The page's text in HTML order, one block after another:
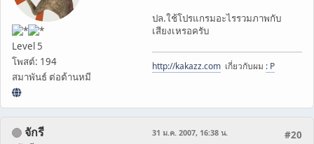
Level 5
โพสต์: 194
สมาพันธ์ ต่อต้านหมี
ปล.ใช้โปรแกรมอะไรรวมภาพกับ
เสียงเหรอครับ
http://kakazz.com เกี่ยวกับผม : P
จักรี #20
31 ม.ค. 2007, 16:38 น.